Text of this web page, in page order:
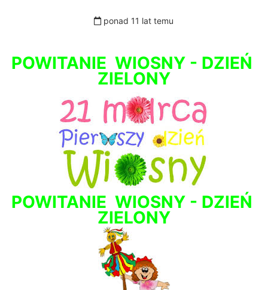
ponad 11 lat temu
POWITANIE WIOSNY - DZIEŃ
ZIELONY
POWITANIE WIOSNY - DZIEŃ
ZIELONY